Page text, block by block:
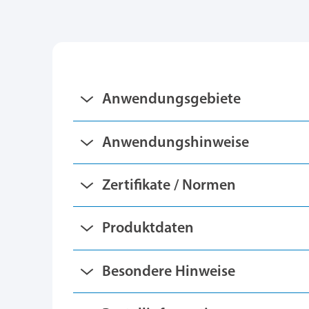
Anwendungsgebiete
Anwendungshinweise
Zertifikate / Normen
Produktdaten
Besondere Hinweise